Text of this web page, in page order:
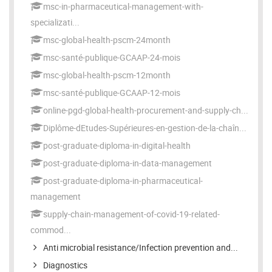
msc-in-pharmaceutical-management-with-
specializati...
msc-global-health-pscm-24month
msc-santé-publique-GCAAP-24-mois
msc-global-health-pscm-12month
msc-santé-publique-GCAAP-12-mois
online-pgd-global-health-procurement-and-supply-ch...
Diplôme-dEtudes-Supérieures-en-gestion-de-la-chaîn...
post-graduate-diploma-in-digital-health
post-graduate-diploma-in-data-management
post-graduate-diploma-in-pharmaceutical-
management
supply-chain-management-of-covid-19-related-
commod...
Anti microbial resistance/Infection prevention and...
Diagnostics